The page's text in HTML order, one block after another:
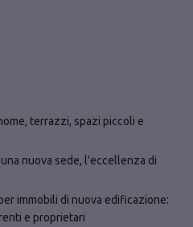
terrazzi, spazi piccoli e
nuova sede, l'eccellenza di
immobili di nuova edificazione:
e proprietari